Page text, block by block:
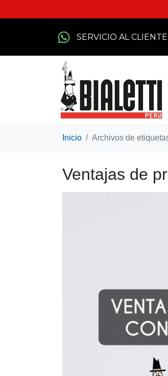
SERVICIO AL CLIENTE
Inicio Archivos de
Ventajas de